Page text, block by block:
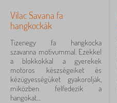
Vilac Savana fa
hangkockák
Tizenegy fa hangkocka
szavanna motívummal. Ezekkel
a blokkokkal a gyerekek
motoros készségeiket és
kézügyességüket gyakorolják,
miközben felfedezik a
hangokat....